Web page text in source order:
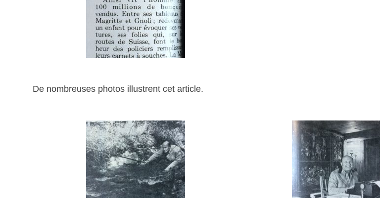
De nombreuses photos illustrent cet article.